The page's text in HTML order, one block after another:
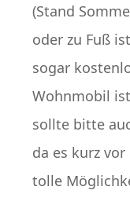
(Stand
oder zu Fuß
sogar
Wohnmobil
sollte bitte
da es kurz
tolle